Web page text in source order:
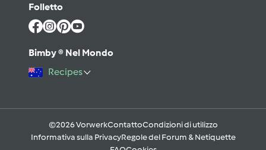
Folletto
Bimby ® Nel Mondo
Recipes
©2026 VorwerkContattoCondizioni di utilizzo
Informativa sulla PrivacyRegole del Forum & Netiquette